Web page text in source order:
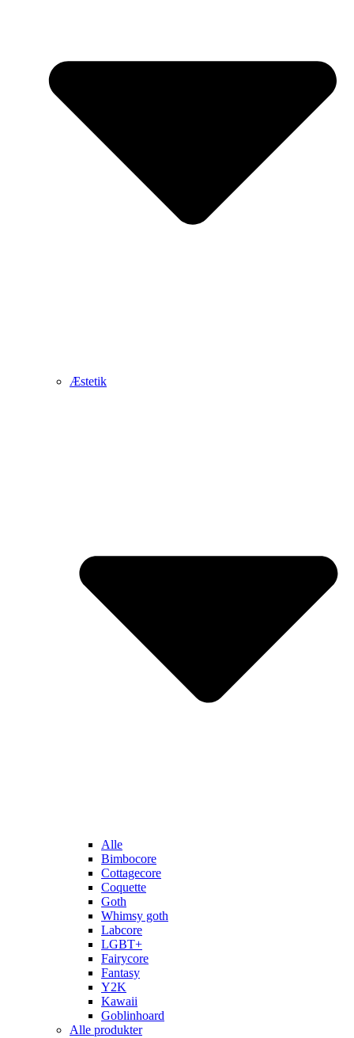
Æstetik
Alle
Bimbocore
Cottagecore
Coquette
Goth
Whimsy goth
Labcore
LGBT+
Fairycore
Fantasy
Y2K
Kawaii
Goblinhoard
Alle produkter